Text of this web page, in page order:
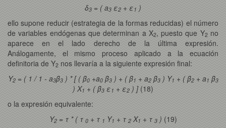
δ3 = ( a3 ε2 + ε1 )
ello supone reducir (estrategia de la formas reducidas) el número
de variables endógenas que determinan a X2, puesto que Y2no
aparece en el lado derecho de la última expresión.
Análogamente, el mismo proceso aplicado a la ecuación
definitoria de Y2 nos llevaría a la siguiente expresión final:
Y2= ( 1 / 1 - a3β3) * [ ( β0+a0β3) + ( β1 + a2β3) Y1 + ( β2+ a1 β3
) X1 + ( β3 ε 1 + ε2 ) ](18)
o la expresión equivalente:
Y2= τ * ( τ 0+ τ 1 Y1 + τ 2X1 + τ 3) (19)